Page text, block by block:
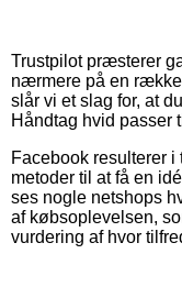
Trustpilot præsterer
nærmere på en
slår vi et slag for, at
Håndtag hvid passer
Facebook resulterer
metoder til at få en
ses nogle netshops
af købsoplevelsen,
vurdering af hvor